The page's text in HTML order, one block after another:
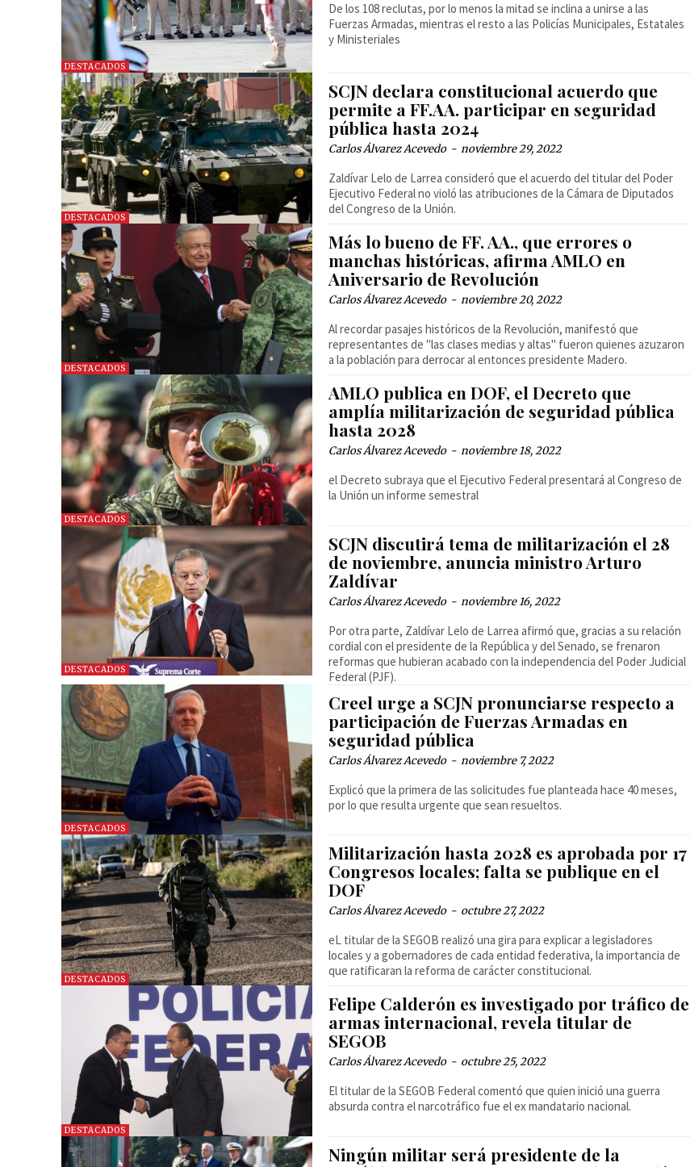
DESTACADOS
De los 108 reclutas, por lo menos la mitad se inclina a unirse a las
Fuerzas Armadas, mientras el resto a las Policías Municipales, Estatales
y Ministeriales
DESTACADOS
SCJN declara constitucional acuerdo que
permite a FF.AA. participar en seguridad
pública hasta 2024
Carlos Álvarez Acevedo - noviembre 29, 2022
Zaldívar Lelo de Larrea consideró que el acuerdo del titular del Poder
Ejecutivo Federal no violó las atribuciones de la Cámara de Diputados
del Congreso de la Unión.
DESTACADOS
Más lo bueno de FF. AA., que errores o
manchas históricas, afirma AMLO en
Aniversario de Revolución
Carlos Álvarez Acevedo - noviembre 20, 2022
Al recordar pasajes históricos de la Revolución, manifestó que
representantes de "las clases medias y altas" fueron quienes azuzaron
a la población para derrocar al entonces presidente Madero.
DESTACADOS
AMLO publica en DOF, el Decreto que
amplía militarización de seguridad pública
hasta 2028
Carlos Álvarez Acevedo - noviembre 18, 2022
el Decreto subraya que el Ejecutivo Federal presentará al Congreso de
la Unión un informe semestral
DESTACADOS
SCJN discutirá tema de militarización el 28
de noviembre, anuncia ministro Arturo
Zaldívar
Carlos Álvarez Acevedo - noviembre 16, 2022
Por otra parte, Zaldívar Lelo de Larrea afirmó que, gracias a su relación
cordial con el presidente de la República y del Senado, se frenaron
reformas que hubieran acabado con la independencia del Poder Judicial
Federal (PJF).
DESTACADOS
Creel urge a SCJN pronunciarse respecto a
participación de Fuerzas Armadas en
seguridad pública
Carlos Álvarez Acevedo - noviembre 7, 2022
Explicó que la primera de las solicitudes fue planteada hace 40 meses,
por lo que resulta urgente que sean resueltos.
DESTACADOS
Militarización hasta 2028 es aprobada por 17
Congresos locales; falta se publique en el
DOF
Carlos Álvarez Acevedo - octubre 27, 2022
eL titular de la SEGOB realizó una gira para explicar a legisladores
locales y a gobernadores de cada entidad federativa, la importancia de
que ratificaran la reforma de carácter constitucional.
DESTACADOS
Felipe Calderón es investigado por tráfico de
armas internacional, revela titular de
SEGOB
Carlos Álvarez Acevedo - octubre 25, 2022
El titular de la SEGOB Federal comentó que quien inició una guerra
absurda contra el narcotráfico fue el ex mandatario nacional.
Ningún militar será presidente de la